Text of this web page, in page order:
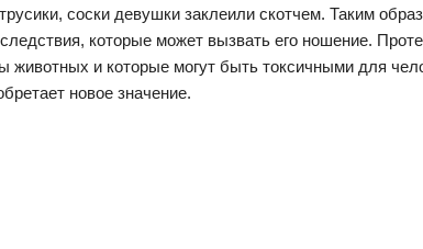
соски девушки заклеили скотчем. Таким
которые может вызвать его ношение.
и которые могут быть токсичными для
новое значение.